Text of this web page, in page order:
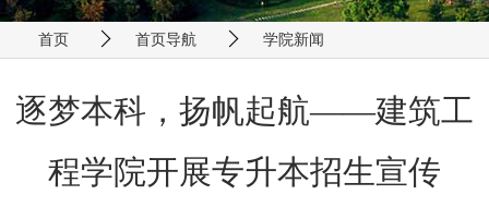
首页 首页导航 学院新闻
逐梦本科，扬帆起航——建筑工
程学院开展专升本招生宣传